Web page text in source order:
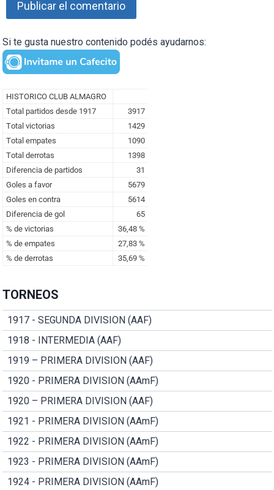
Si te gusta nuestro contenido podés ayudarnos:
TORNEOS
1917 - SEGUNDA DIVISION (AAF)
1918 - INTERMEDIA (AAF)
1919 – PRIMERA DIVISION (AAF)
1920 - PRIMERA DIVISION (AAmF)
1920 – PRIMERA DIVISION (AAF)
1921 - PRIMERA DIVISION (AAmF)
1922 - PRIMERA DIVISION (AAmF)
1923 - PRIMERA DIVISION (AAmF)
1924 - PRIMERA DIVISION (AAmF)